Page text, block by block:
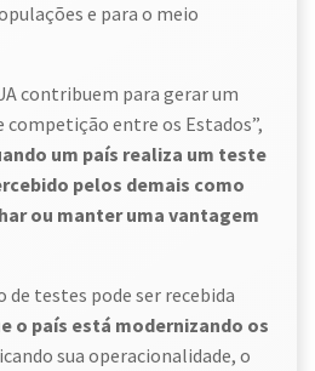
e para o meio
contribuem para gerar um
competição entre os Estados”,
um país realiza um teste
pelos demais como
ou manter uma vantagem
de testes pode ser recebida
o país está modernizando os
sua operacionalidade, o